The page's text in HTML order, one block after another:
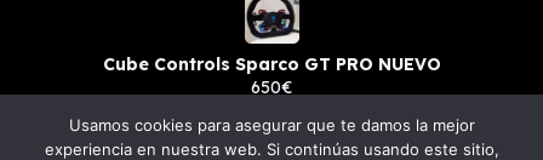
Cube Controls Sparco GT PRO NUEVO
650€
Usamos cookies para asegurar que te damos la mejor
experiencia en nuestra web. Si continúas usando este sitio,